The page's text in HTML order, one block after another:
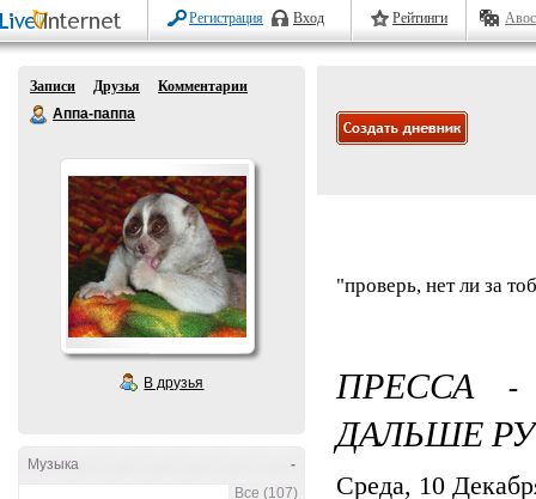
Регистрация Вход Рейтинги
Записи Друзья
Комментарии
Аппа-паппа
В друзья
-
Музыка
Все (107)
"проверь, нет ли за
ПРЕССА
ДАЛЬШЕ
Среда, 10